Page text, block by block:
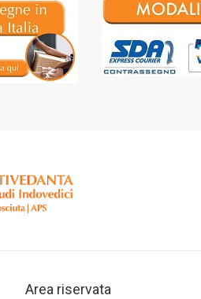
Area riservata